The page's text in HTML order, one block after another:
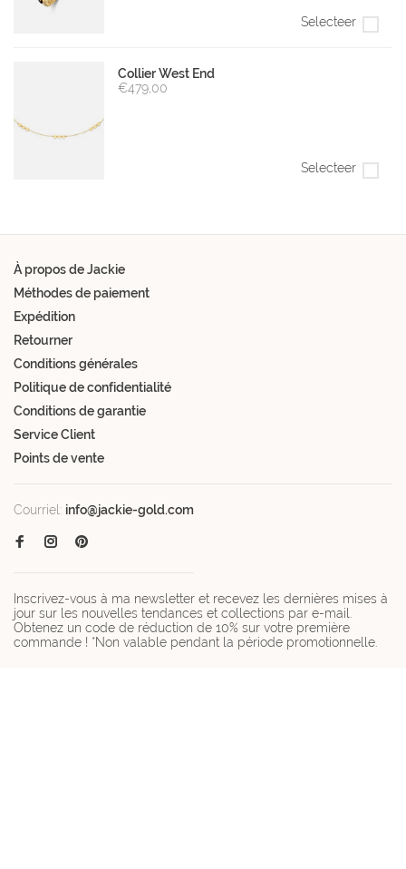
Selecteer
Collier West End
€479,00
Selecteer
À propos de Jackie
Méthodes de paiement
Expédition
Retourner
Conditions générales
Politique de confidentialité
Conditions de garantie
Service Client
Points de vente
Courriel: info@jackie-gold.com
Inscrivez-vous à ma newsletter et recevez les dernières mises à
jour sur les nouvelles tendances et collections par e-mail.
Obtenez un code de réduction de 10% sur votre première
commande ! *Non valable pendant la période promotionnelle.